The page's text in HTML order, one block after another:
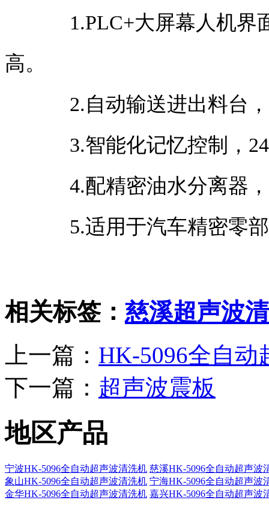
1.PLC+大屏幕人机界面
高。
2.自动输送进出料台，
3.智能化记忆控制，24
4.配精密油水分离器，
5.适用于汽车精密零部
相关标签： 慈溪超声波
上一篇： HK-5096全自动
下一篇： 超声波震板
地区产品
宁波HK-5096全自动超声波清洗机 慈溪HK-5096全自动超声波
象山HK-5096全自动超声波清洗机 宁海HK-5096全自动超声波
金华HK-5096全自动超声波清洗机 嘉兴HK-5096全自动超声波